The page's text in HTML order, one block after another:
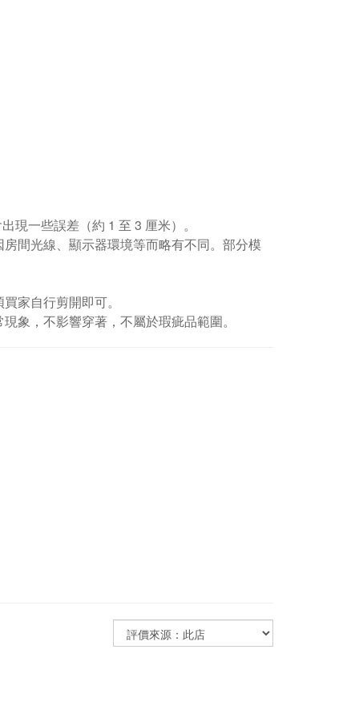
現一些誤差（約 1 至 3 厘米）。
間光線、顯示器環境等而略有不同。部分模
家自行剪開即可。
象，不影響穿著，不屬於瑕疵品範圍。